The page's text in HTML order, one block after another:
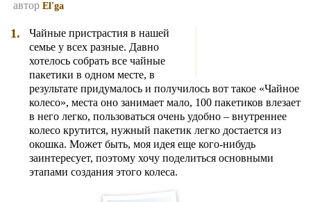
автор El'ga
1.
Чайные пристрастия в нашей
семье у всех разные. Давно
хотелось собрать все чайные
пакетики в одном месте, в
результате придумалось и получилось вот такое «Чайное
колесо», места оно занимает мало, 100 пакетиков влезает
в него легко, пользоваться очень удобно – внутреннее
колесо крутится, нужный пакетик легко достается из
окошка. Может быть, моя идея еще кого-нибудь
заинтересует, поэтому хочу поделиться основными
этапами создания этого колеса.